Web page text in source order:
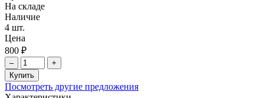
На складе
Наличие
4 шт.
Цена
800 ₽
–
+
Купить
Посмотреть другие предложения